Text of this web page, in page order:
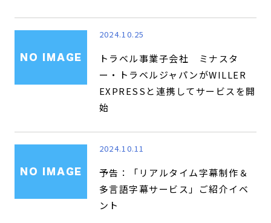
2024.10.25
トラベル事業子会社 ミナスタ
ー・トラベルジャパンがWILLER
EXPRESSと連携してサービスを開
始
2024.10.11
予告：「リアルタイム字幕制作＆
多言語字幕サービス」ご紹介イベ
ント